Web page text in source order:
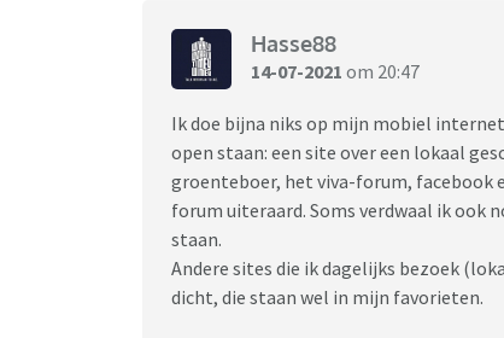
Hasse88
14-07-2021 om 20:47
Ik doe bijna niks op mijn mobiel
open staan: een site over een lokaal
groenteboer, het viva-forum, facebook
forum uiteraard. Soms verdwaal ik ook
staan.
Andere sites die ik dagelijks bezoek
dicht, die staan wel in mijn favorieten.